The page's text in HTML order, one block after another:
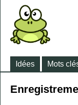
Idées Mots